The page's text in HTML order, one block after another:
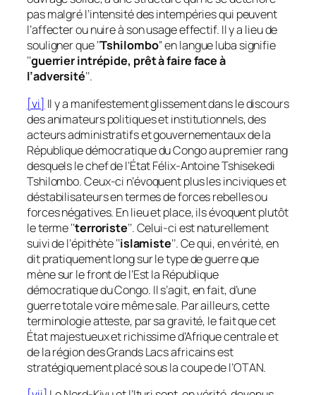
pas malgré l’intensité des intempéries qui peuvent
l’affecter ou nuire à son usage effectif. Il y a lieu de
souligner que ‘‘Tshilombo’’ en langue luba signifie
‘‘guerrier intrépide, prêt à faire face à
l’adversité’’.
[vi] Il y a manifestement glissement dans le discours
des animateurs politiques et institutionnels, des
acteurs administratifs et gouvernementaux de la
République démocratique du Congo au premier rang
desquels le chef de l’État Félix-Antoine Tshisekedi
Tshilombo. Ceux-ci n’évoquent plus les inciviques et
déstabilisateurs en termes de forces rebelles ou
forces négatives. En lieu et place, ils évoquent plutôt
le terme ‘‘terroriste’’. Celui-ci est naturellement
suivi de l’épithète ‘‘islamiste’’. Ce qui, en vérité, en
dit pratiquement long sur le type de guerre que
mène sur le front de l’Est la République
démocratique du Congo. Il s’agit, en fait, d’une
guerre totale voire même sale. Par ailleurs, cette
terminologie atteste, par sa gravité, le fait que cet
État majestueux et richissime d’Afrique centrale et
de la région des Grands Lacs africains est
stratégiquement placé sous la coupe de l’OTAN.